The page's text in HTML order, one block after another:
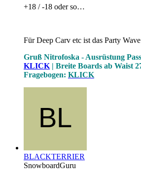
+18 / -18 oder so…
Für Deep Carv etc ist das Party
Gruß Nitrofoska - Ausrüstung
KLICK | Breite Boards ab Waist
Fragebogen: KLICK
BLACKTERRIER
SnowboardGuru